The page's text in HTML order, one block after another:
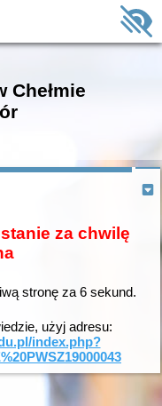
Chełmie
za chwilę
stronę za 6sekund.
użyj adresu:
index.php?